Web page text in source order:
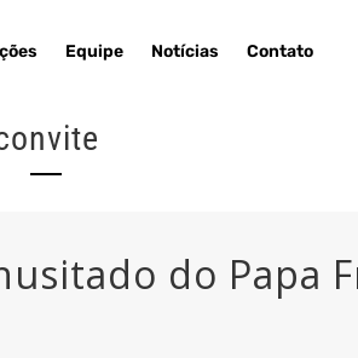
Equipe Notícias Contato
do Papa